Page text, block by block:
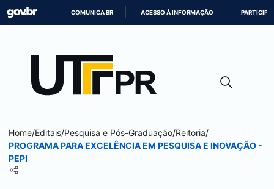
CONTEÚDO
COMUNICA BR ACESSO À INFORMAÇÃO PARTICIPE
Home/Editais/Pesquisa e Pós-Graduação/Reitoria/
PROGRAMA PARA EXCELÊNCIA EM PESQUISA E INOVAÇÃO -
PEPI